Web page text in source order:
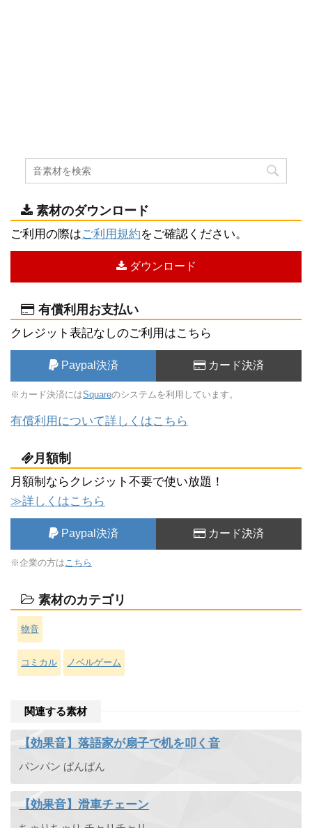
素材のダウンロード
ご利用の際はご利用規約をご確認ください。
ダウンロード
有償利用お支払い
クレジット表記なしのご利用はこちら
Paypal決済 カード決済
※カード決済にはSquareのシステムを利用しています。
有償利用について詳しくはこちら
月額制
月額制ならクレジット不要で使い放題！
≫詳しくはこちら
Paypal決済 カード決済
※企業の方は こちら
素材のカテゴリ
物音
コミカル ノベルゲーム
関連する素材
【効果音】落語家が扇子で机を叩く音
パンパン ぱんぱん
【効果音】滑車チェーン